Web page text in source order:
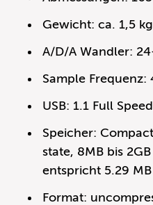
Gewicht: ca. 1,5 kg
A/D/A Wandler:
Sample Frequenz:
USB: 1.1 Full
Speicher:
state, 8MB bis
entspricht 5.29
Format: